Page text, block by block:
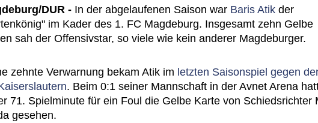
DUR - In der abgelaufenen Saison war Baris Atik der
im Kader des 1. FC Magdeburg. Insgesamt zehn Gelbe
sah der Offensivstar, so viele wie kein anderer Magdeburger.
zehnte Verwarnung bekam Atik im letzten Saisonspiel gegen
. Beim 0:1 seiner Mannschaft in der Avnet Arena
71. Spielminute für ein Foul die Gelbe Karte von Schiedsrichter
gesehen.